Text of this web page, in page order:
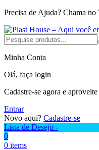
Precisa de Ajuda? Chama no
Minha Conta
Olá, faça login
Cadastre-se agora e
Entrar
Novo aqui? Cadastre-se
Lista de Desejo -
0
0 items